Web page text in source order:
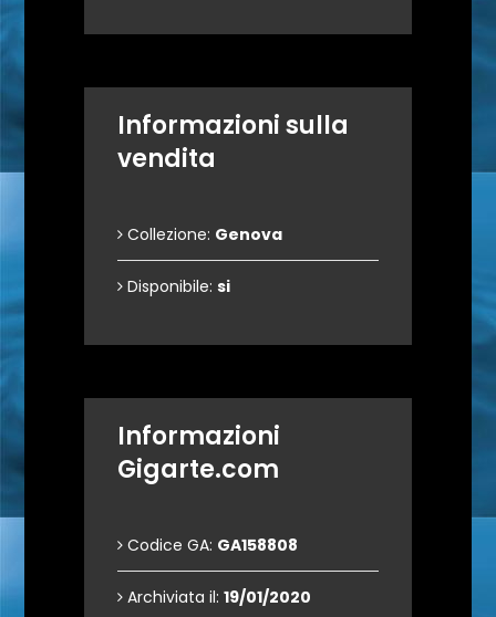
Informazioni sulla
vendita
Collezione: Genova
Disponibile: si
Informazioni
Gigarte.com
Codice GA: GA158808
Archiviata il: 19/01/2020